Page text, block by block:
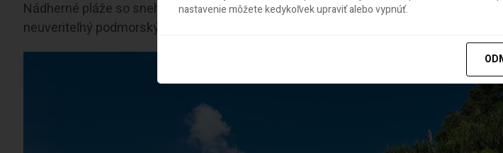
Nádherné pláže so snehobielym pieskom, priezračné, tyrkysové more s nádhernými
neuveriteľný podmorský svet, slnko, palmy a vy. Tak vyzerá dovolenka v skutočnej
nastavenie môžete kedykoľvek upraviť alebo vypnúť.